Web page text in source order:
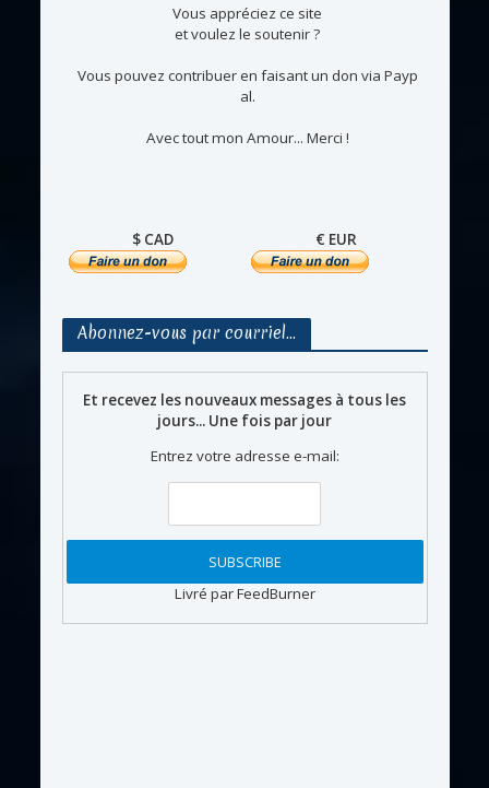
Vous appréciez ce site
et voulez le soutenir ?
Vous pouvez contribuer en faisant un don via Payp
al.
Avec tout mon Amour... Merci !
$ CAD € EUR
Abonnez-vous par courriel…
Et recevez les nouveaux messages à tous les
jours... Une fois par jour
Entrez votre adresse e-mail:
Livré par FeedBurner